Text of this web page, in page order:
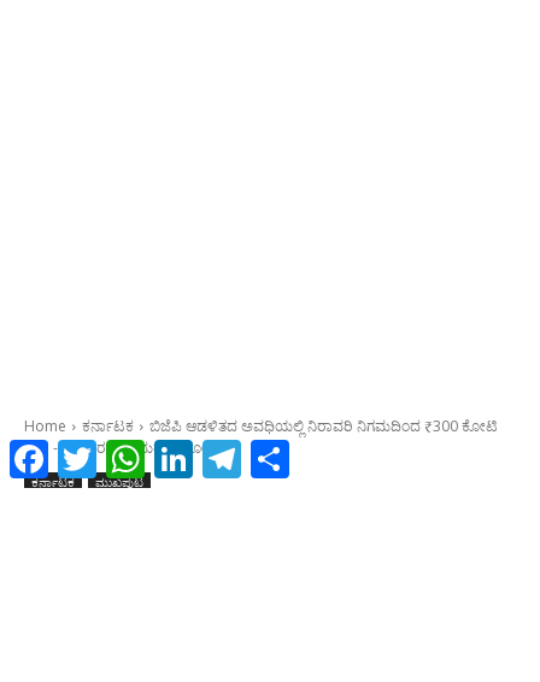
Facebook
TwitterWhatsApp
LinkedInTelegram